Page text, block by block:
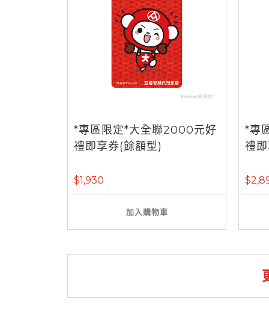
*專區限定*大全聯2000元好
禮即享券(餘額型)
$1,930
加入購物車
*專
禮